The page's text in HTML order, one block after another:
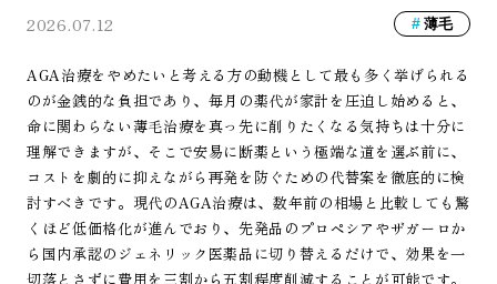
2026.07.12 薄毛
AGA治療をやめたいと考える方の動機として最も多く挙げられる
のが金銭的な負担であり、毎月の薬代が家計を圧迫し始めると、
命に関わらない薄毛治療を真っ先に削りたくなる気持ちは十分に
理解できますが、そこで安易に断薬という極端な道を選ぶ前に、
コストを劇的に抑えながら再発を防ぐための代替案を徹底的に検
討すべきです。現代のAGA治療は、数年前の相場と比較しても驚
くほど低価格化が進んでおり、先発品のプロペシアやザガーロか
ら国内承認のジェネリック医薬品に切り替えるだけで、効果を一
切落とさずに費用を三割から五割程度削減することが可能です。